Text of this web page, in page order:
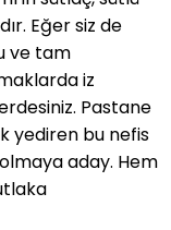
Eğer siz de
ve tam
iz
Pastane
yediren bu nefis
olmaya aday. Hem